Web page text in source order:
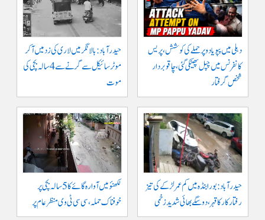
دہلی میں پپو یادو پر حملے کی کوشش، پریس
کانفرنس میں چپل پھینکی گئی، چاقو بردار
شخص گرفتار
حیدرآباد: بالا نگر میں لاری کی زد میں آکر
موٹرسائیکل سے گرنے سے 4 سالہ بچی کی
موت
حیدرآباد: بورابنڈہ میں کم عمر لڑکے کی تیز
رفتار کار کا قہر، دو سگے بھائی شدید زخمی
لکھنؤ میں آوارہ گائے کا 5 سالہ بچی پر
خوفناک حملہ، سی سی ٹی وی منظر عام پر